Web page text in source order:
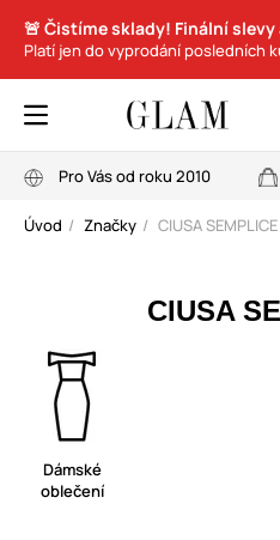
🚨 Čistíme sklady! Finální slevy
Platí jen do vyprodání posledních
Pro Vás od roku 2010
Úvod Značky CIUSA SEMPLICE
CIUSA
Dámské
oblečení